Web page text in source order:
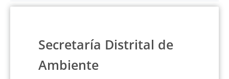
Secretaría Distrital de
Ambiente